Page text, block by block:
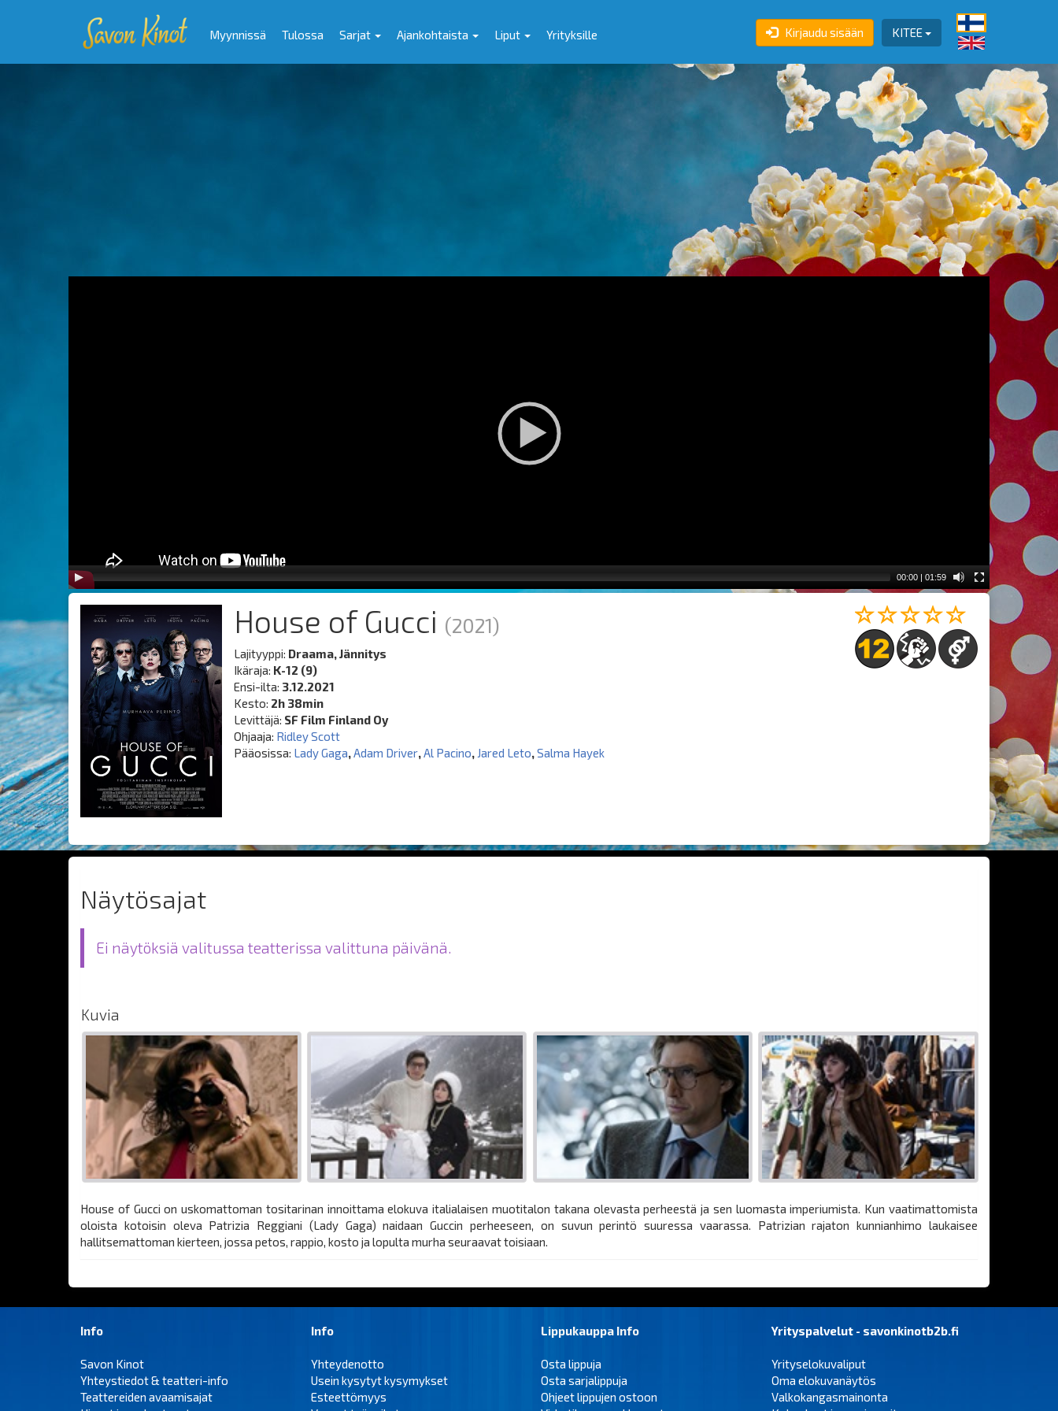
KITEE
Kirjaudu sisään
Myynnissä Tulossa Sarjat Ajankohtaista Liput Yrityksille
00:00 | 01:59
House of Gucci (2021)
Lajityyppi: Draama, Jännitys
Ikäraja: K-12 (9)
Ensi-ilta: 3.12.2021
Kesto: 2h 38min
Levittäjä: SF Film Finland Oy
Ohjaaja: Ridley Scott
Pääosissa: Lady Gaga,Adam Driver,Al Pacino, Jared Leto,Salma Hayek
Näytösajat
Ei näytöksiä valitussa teatterissa valittuna päivänä.
Kuvia
House of Gucci on uskomattoman tositarinan innoittama elokuva italialaisen muotitalon takana olevasta perheestä ja sen luomasta imperiumista. Kun vaatimattomista
oloista kotoisin oleva Patrizia Reggiani (Lady Gaga) naidaan Guccin perheeseen, on suvun perintö suuressa vaarassa. Patrizian rajaton kunnianhimo laukaisee
hallitsemattoman kierteen, jossa petos, rappio, kosto ja lopulta murha seuraavat toisiaan.
Info
Savon Kinot
Yhteystiedot & teatteri-info
Teattereiden avaamisajat
Info
Yhteydenotto
Usein kysytyt kysymykset
Esteettömyys
Lippukauppa Info
Osta lippuja
Osta sarjalippuja
Ohjeet lippujen ostoon
Yrityspalvelut - savonkinotb2b.fi
Yrityselokuvaliput
Oma elokuvanäytös
Valkokangasmainonta